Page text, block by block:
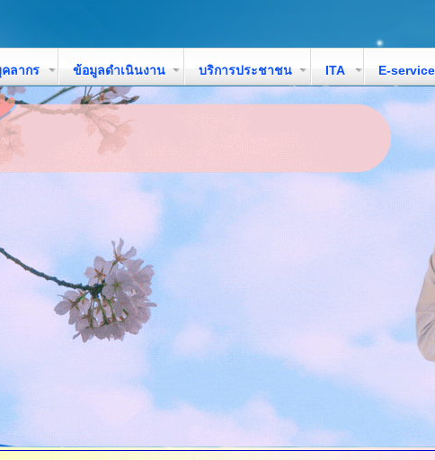
ลากร ข้อมูลดำเนินงาน บริการประชาชน ITA E-service